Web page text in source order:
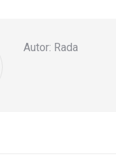
Autor: Rada